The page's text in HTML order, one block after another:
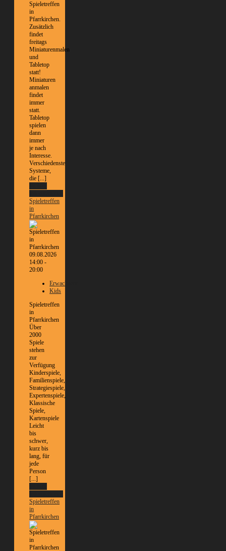
Spieletreffen
in
Pfarrkirchen.
Zusätzlich
findet
freitags
Miniaturenmalen
und
Tabletop
statt!
Miniaturen
anmalen
findet
immer
statt.
Tabletop
spielen
dann
immer
je nach
Interesse.
Verschiedenste
Systeme,
die [...]
Spieletreffen
in
Pfarrkirchen
09.08.2026
14:00 -
20:00
Erwachsene
Kids
Spieletreffen
in
Pfarrkirchen
Über
2000
Spiele
stehen
zur
Verfügung
Kinderspiele,
Familienspiele,
Strategiespiele,
Expertenspiele,
Klassische
Spiele,
Kartenspiele
Leicht
bis
schwer,
kurz bis
lang, für
jede
Person
[...]
Spieletreffen
in
Pfarrkirchen